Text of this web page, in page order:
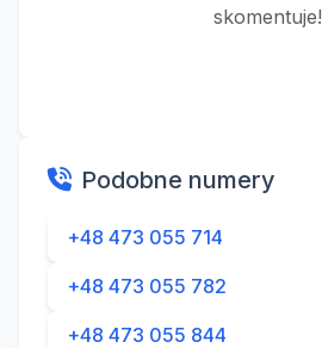
skomentuje!
Podobne numery
+48 473 055 714
+48 473 055 782
+48 473 055 844